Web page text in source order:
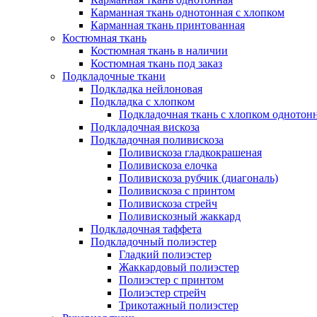
Карманная ткань однотонная с хлопком
Карманная ткань принтованная
Костюмная ткань
Костюмная ткань в наличии
Костюмная ткань под заказ
Подкладочные ткани
Подкладка нейлоновая
Подкладка с хлопком
Подкладочная ткань с хлопком
Подкладочная вискоза
Подкладочная поливискоза
Поливискоза гладкокрашеная
Поливискоза елочка
Поливискоза рубчик (диагональ)
Поливискоза с принтом
Поливискоза стрейч
Поливискозный жаккард
Подкладочная таффета
Подкладочный полиэстер
Гладкий полиэстер
Жаккардовый полиэстер
Полиэстер с принтом
Полиэстер стрейч
Трикотажный полиэстер